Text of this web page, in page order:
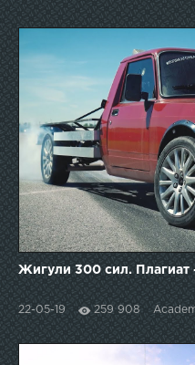
Жигули 300 сил. Плагиат
22-05-19 259 908